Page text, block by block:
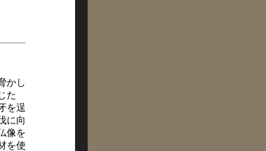
かし
た
を逞
に向
像を
を使